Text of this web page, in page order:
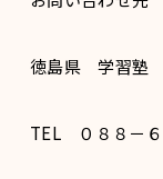
徳島県 学習塾
TEL ０８８－